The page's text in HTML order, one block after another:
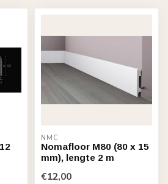
NMC
Nomafloor M80 (80 x 15
mm), lengte 2 m
€12,00